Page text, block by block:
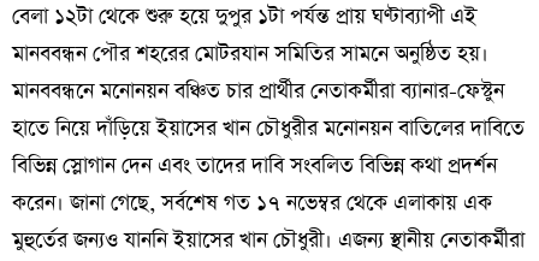
বেলা ১২টা থেকে শুরু হয়ে দুপুর ১টা পর্যন্ত প্রায় ঘণ্টাব্যাপী এই
মানববন্ধন পৌর শহরের মোটরযান সমিতির সামনে অনুষ্ঠিত হয়।
মানববন্ধনে মনোনয়ন বঞ্চিত চার প্রার্থীর নেতাকর্মীরা ব্যানার-ফেস্টুন
হাতে নিয়ে দাঁড়িয়ে ইয়াসের খান চৌধুরীর মনোনয়ন বাতিলের দাবিতে
বিভিন্ন স্লোগান দেন এবং তাদের দাবি সংবলিত বিভিন্ন কথা প্রদর্শন
করেন। জানা গেছে, সর্বশেষ গত ১৭ নভেম্বর থেকে এলাকায় এক
মুহুর্তের জন্যও যাননি ইয়াসের খান চৌধুরী। এজন্য স্থানীয় নেতাকর্মীরা